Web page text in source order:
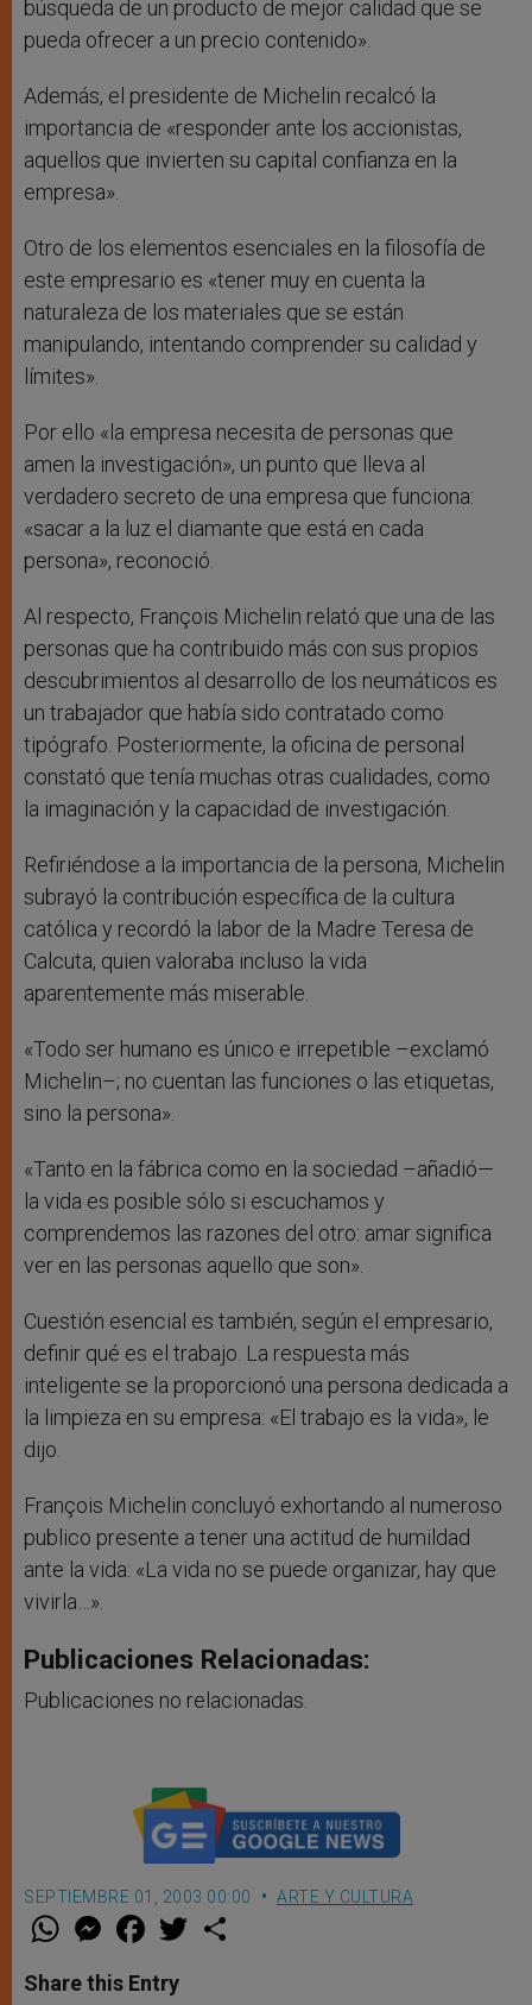
búsqueda de un producto de mejor calidad que se
pueda ofrecer a un precio contenido».
Además, el presidente de Michelin recalcó la
importancia de «responder ante los accionistas,
aquellos que invierten su capital confianza en la
empresa».
Otro de los elementos esenciales en la filosofía de
este empresario es «tener muy en cuenta la
naturaleza de los materiales que se están
manipulando, intentando comprender su calidad y
límites».
Por ello «la empresa necesita de personas que
amen la investigación», un punto que lleva al
verdadero secreto de una empresa que funciona:
«sacar a la luz el diamante que está en cada
persona», reconoció.
Al respecto, François Michelin relató que una de las
personas que ha contribuido más con sus propios
descubrimientos al desarrollo de los neumáticos es
un trabajador que había sido contratado como
tipógrafo. Posteriormente, la oficina de personal
constató que tenía muchas otras cualidades, como
la imaginación y la capacidad de investigación.
Refiriéndose a la importancia de la persona, Michelin
subrayó la contribución específica de la cultura
católica y recordó la labor de la Madre Teresa de
Calcuta, quien valoraba incluso la vida
aparentemente más miserable.
«Todo ser humano es único e irrepetible –exclamó
Michelin–; no cuentan las funciones o las etiquetas,
sino la persona».
«Tanto en la fábrica como en la sociedad –añadió—
la vida es posible sólo si escuchamos y
comprendemos las razones del otro: amar significa
ver en las personas aquello que son».
Cuestión esencial es también, según el empresario,
definir qué es el trabajo. La respuesta más
inteligente se la proporcionó una persona dedicada a
la limpieza en su empresa: «El trabajo es la vida», le
dijo.
François Michelin concluyó exhortando al numeroso
publico presente a tener una actitud de humildad
ante la vida: «La vida no se puede organizar, hay que
vivirla…».
Publicaciones Relacionadas:
Publicaciones no relacionadas.
SEPTIEMBRE 01, 2003 00:00 ARTE Y CULTURA
W
t
s
M
e
s
e
F
a
e
b
w
Share this Entry